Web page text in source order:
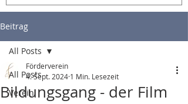
Beitrag
All Posts
Verein
All Posts
Bildungsgang - der Film
Förderverein
4. Sept. 2024 1 Min. Lesezeit